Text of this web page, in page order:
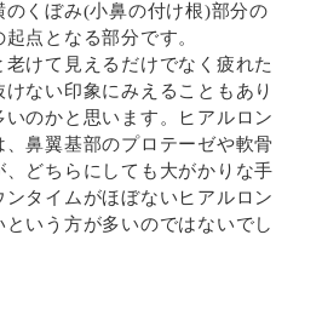
くぼみ(小鼻の付け根)部分の
点となる部分です。
けて見えるだけでなく疲れた
ない印象にみえることもあり
のかと思います。ヒアルロン
鼻翼基部のプロテーゼや軟骨
どちらにしても大がかりな手
タイムがほぼないヒアルロン
いう方が多いのではないでし